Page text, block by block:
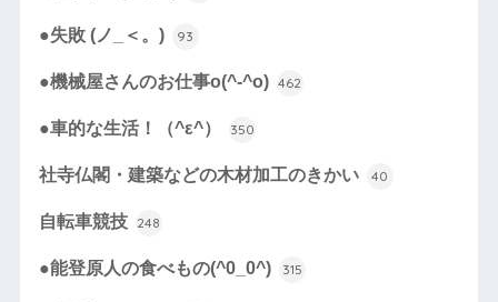
●失敗 (ノ_＜。) 93
●機械屋さんのお仕事o(^-^o) 462
●車的な生活！（^ε^） 350
社寺仏閣・建築などの木材加工のきかい 40
自転車競技 248
●能登原人の食べもの(^0_0^) 315